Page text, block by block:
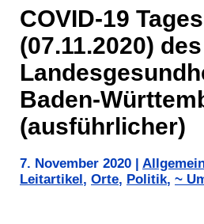
COVID-19
(07.11.2020) des
Baden-
(ausführlicher)
7. November 2020
Leitartikel , Orte, Politik, ~